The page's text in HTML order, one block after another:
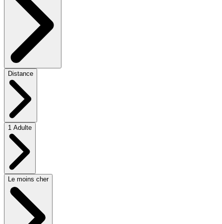
Distance
1 Adulte
Le moins cher